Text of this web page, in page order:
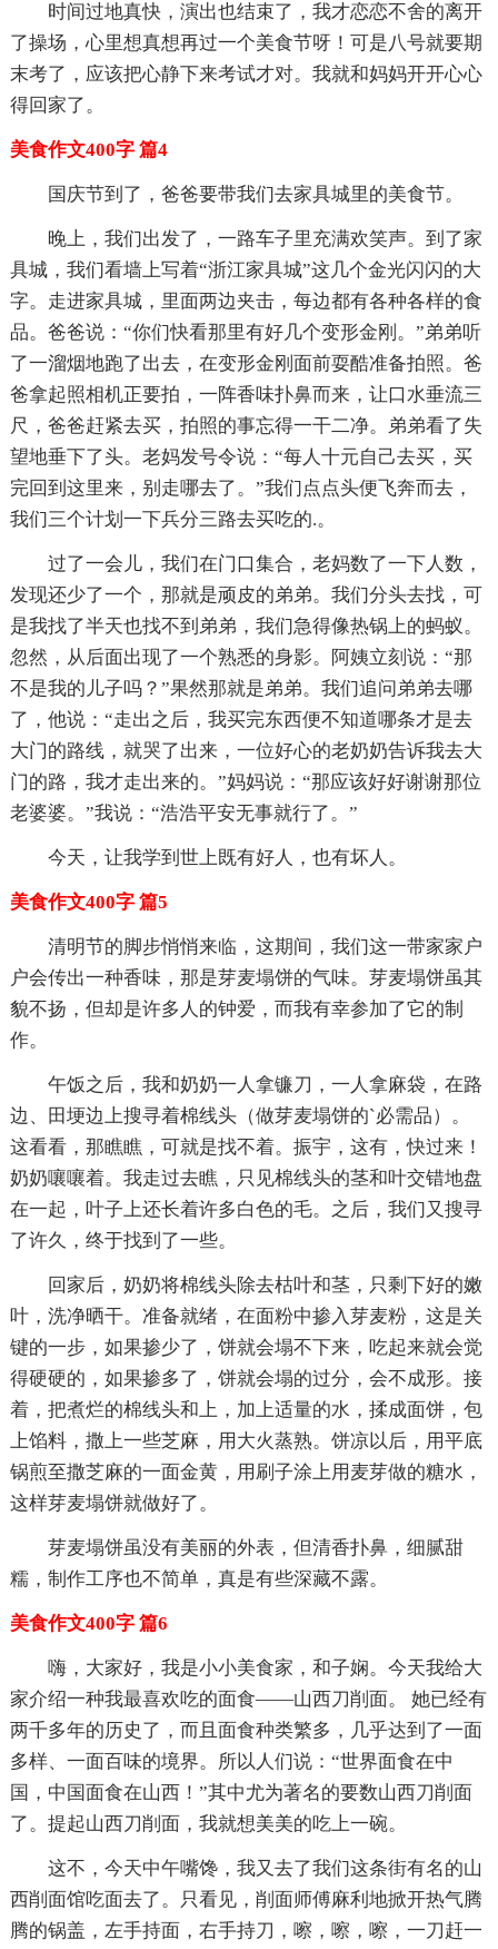
时间过地真快，演出也结束了，我才恋恋不舍的离开
了操场，心里想真想再过一个美食节呀！可是八号就要期
末考了，应该把心静下来考试才对。我就和妈妈开开心心
得回家了。
美食作文400字 篇4
国庆节到了，爸爸要带我们去家具城里的美食节。
晚上，我们出发了，一路车子里充满欢笑声。到了家
具城，我们看墙上写着“浙江家具城”这几个金光闪闪的大
字。走进家具城，里面两边夹击，每边都有各种各样的食
品。爸爸说：“你们快看那里有好几个变形金刚。”弟弟听
了一溜烟地跑了出去，在变形金刚面前耍酷准备拍照。爸
爸拿起照相机正要拍，一阵香味扑鼻而来，让口水垂流三
尺，爸爸赶紧去买，拍照的事忘得一干二净。弟弟看了失
望地垂下了头。老妈发号令说：“每人十元自己去买，买
完回到这里来，别走哪去了。”我们点点头便飞奔而去，
我们三个计划一下兵分三路去买吃的.。
过了一会儿，我们在门口集合，老妈数了一下人数，
发现还少了一个，那就是顽皮的弟弟。我们分头去找，可
是我找了半天也找不到弟弟，我们急得像热锅上的蚂蚁。
忽然，从后面出现了一个熟悉的身影。阿姨立刻说：“那
不是我的儿子吗？”果然那就是弟弟。我们追问弟弟去哪
了，他说：“走出之后，我买完东西便不知道哪条才是去
大门的路线，就哭了出来，一位好心的老奶奶告诉我去大
门的路，我才走出来的。”妈妈说：“那应该好好谢谢那位
老婆婆。”我说：“浩浩平安无事就行了。”
今天，让我学到世上既有好人，也有坏人。
美食作文400字 篇5
清明节的脚步悄悄来临，这期间，我们这一带家家户
户会传出一种香味，那是芽麦塌饼的气味。芽麦塌饼虽其
貌不扬，但却是许多人的钟爱，而我有幸参加了它的制
作。
午饭之后，我和奶奶一人拿镰刀，一人拿麻袋，在路
边、田埂边上搜寻着棉线头（做芽麦塌饼的`必需品）。
这看看，那瞧瞧，可就是找不着。振宇，这有，快过来！
奶奶嚷嚷着。我走过去瞧，只见棉线头的茎和叶交错地盘
在一起，叶子上还长着许多白色的毛。之后，我们又搜寻
了许久，终于找到了一些。
回家后，奶奶将棉线头除去枯叶和茎，只剩下好的嫩
叶，洗净晒干。准备就绪，在面粉中掺入芽麦粉，这是关
键的一步，如果掺少了，饼就会塌不下来，吃起来就会觉
得硬硬的，如果掺多了，饼就会塌的过分，会不成形。接
着，把煮烂的棉线头和上，加上适量的水，揉成面饼，包
上馅料，撒上一些芝麻，用大火蒸熟。饼凉以后，用平底
锅煎至撒芝麻的一面金黄，用刷子涂上用麦芽做的糖水，
这样芽麦塌饼就做好了。
芽麦塌饼虽没有美丽的外表，但清香扑鼻，细腻甜
糯，制作工序也不简单，真是有些深藏不露。
美食作文400字 篇6
嗨，大家好，我是小小美食家，和子娴。今天我给大
家介绍一种我最喜欢吃的面食——山西刀削面。 她已经有
两千多年的历史了，而且面食种类繁多，几乎达到了一面
多样、一面百味的境界。所以人们说：“世界面食在中
国，中国面食在山西！”其中尤为著名的要数山西刀削面
了。提起山西刀削面，我就想美美的吃上一碗。
这不，今天中午嘴馋，我又去了我们这条街有名的山
西削面馆吃面去了。只看见，削面师傅麻利地掀开热气腾
腾的锅盖，左手持面，右手持刀，嚓，嚓，嚓，一刀赶一